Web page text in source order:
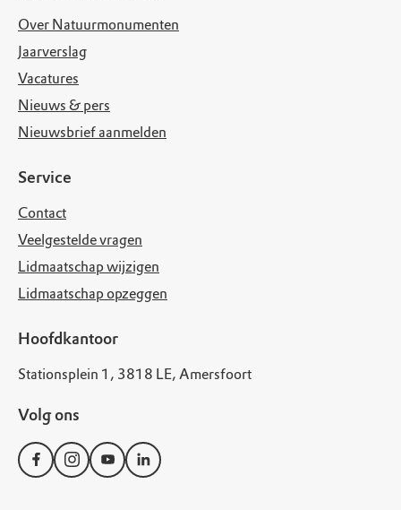
Over Natuurmonumenten
Jaarverslag
Vacatures
Nieuws & pers
Nieuwsbrief aanmelden
Service
Contact
Veelgestelde vragen
Lidmaatschap wijzigen
Lidmaatschap opzeggen
Hoofdkantoor
Stationsplein 1, 3818 LE, Amersfoort
Volg ons